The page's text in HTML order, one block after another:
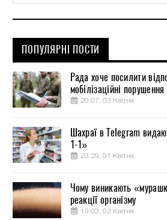
ПОПУЛЯРНІ ПОСТИ
Рада хоче посилити
мобілізаційні порушення
20:07, 03 Квітня
Шахраї в Telegram
1-1»
23:29, 01 Квітня
Чому виникають
реакції організму
19:03, 02 Квітня